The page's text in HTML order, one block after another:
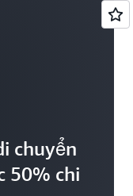
chuyển
50% chi